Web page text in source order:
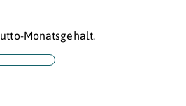
Monatsgehalt.